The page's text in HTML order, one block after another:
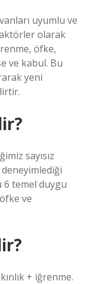
uyumlu ve
olarak
öfke,
ve kabul. Bu
yeni
sayısız
6 temel duygu
ve
+ iğrenme.